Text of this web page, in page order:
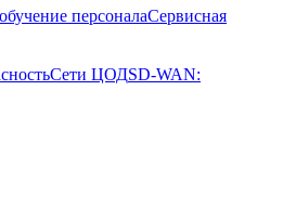
персоналаСервисная
Сети ЦОДSD-WAN: